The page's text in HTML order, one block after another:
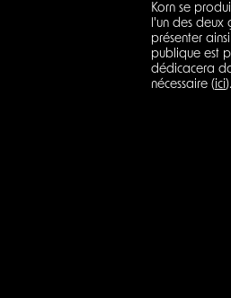
Korn se
l'un des
présenter
publique est
dédicacera
nécessaire (ici).